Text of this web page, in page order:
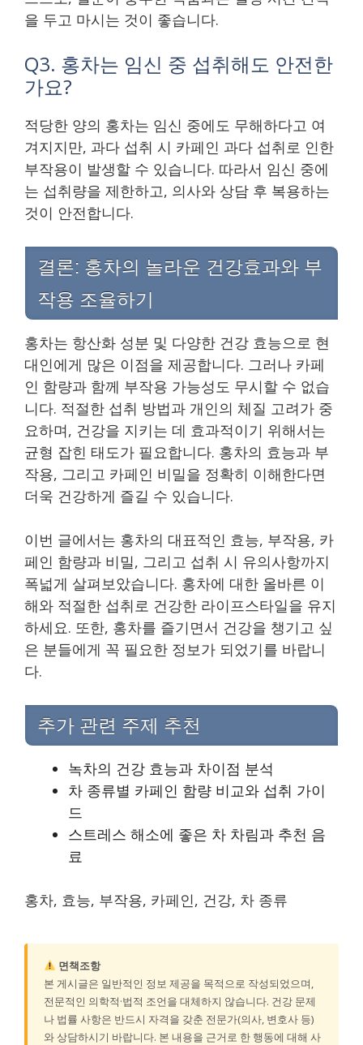
을 두고 마시는 것이 좋습니다.
Q3. 홍차는 임신 중 섭취해도 안전한
가요?
적당한 양의 홍차는 임신 중에도 무해하다고 여
겨지지만, 과다 섭취 시 카페인 과다 섭취로 인한
부작용이 발생할 수 있습니다. 따라서 임신 중에
는 섭취량을 제한하고, 의사와 상담 후 복용하는
것이 안전합니다.
결론: 홍차의 놀라운 건강효과와 부
작용 조율하기
홍차는 항산화 성분 및 다양한 건강 효능으로 현
대인에게 많은 이점을 제공합니다. 그러나 카페
인 함량과 함께 부작용 가능성도 무시할 수 없습
니다. 적절한 섭취 방법과 개인의 체질 고려가 중
요하며, 건강을 지키는 데 효과적이기 위해서는
균형 잡힌 태도가 필요합니다. 홍차의 효능과 부
작용, 그리고 카페인 비밀을 정확히 이해한다면
더욱 건강하게 즐길 수 있습니다.
이번 글에서는 홍차의 대표적인 효능, 부작용, 카
페인 함량과 비밀, 그리고 섭취 시 유의사항까지
폭넓게 살펴보았습니다. 홍차에 대한 올바른 이
해와 적절한 섭취로 건강한 라이프스타일을 유지
하세요. 또한, 홍차를 즐기면서 건강을 챙기고 싶
은 분들에게 꼭 필요한 정보가 되었기를 바랍니
다.
추가 관련 주제 추천
녹차의 건강 효능과 차이점 분석
차 종류별 카페인 함량 비교와 섭취 가이
드
스트레스 해소에 좋은 차 차림과 추천 음
료
홍차, 효능, 부작용, 카페인, 건강, 차 종류
면책조항
본 게시글은 일반적인 정보 제공을 목적으로 작성되었으며,
전문적인 의학적·법적 조언을 대체하지 않습니다. 건강 문제
나 법률 사항은 반드시 자격을 갖춘 전문가(의사, 변호사 등)
와 상담하시기 바랍니다. 본 내용을 근거로 한 행동에 대해 사